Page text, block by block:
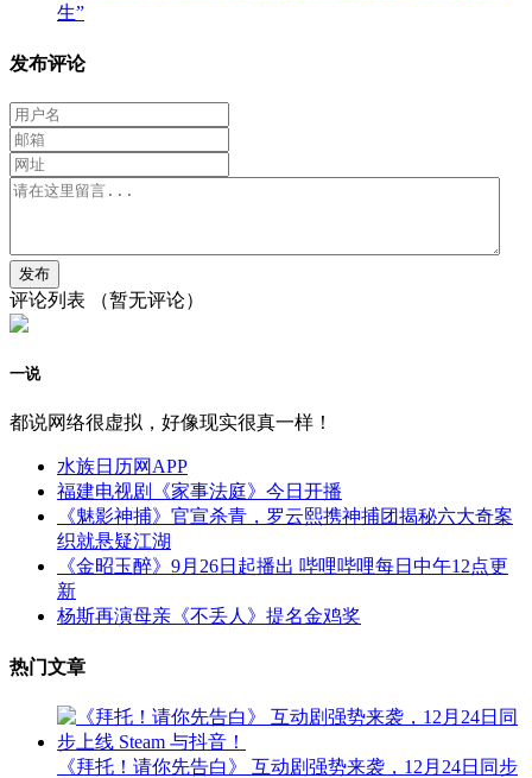
生”
发布评论
评论列表 （暂无评论）
一说
都说网络很虚拟，好像现实很真一样！
水族日历网APP
福建电视剧《家事法庭》今日开播
《魅影神捕》官宣杀青，罗云熙携神捕团揭秘六大奇案
织就悬疑江湖
《金昭玉醉》9月26日起播出 哔哩哔哩每日中午12点更
新
杨斯再演母亲《不丢人》提名金鸡奖
热门文章
《拜托！请你先告白》 互动剧强势来袭，12月24日同步